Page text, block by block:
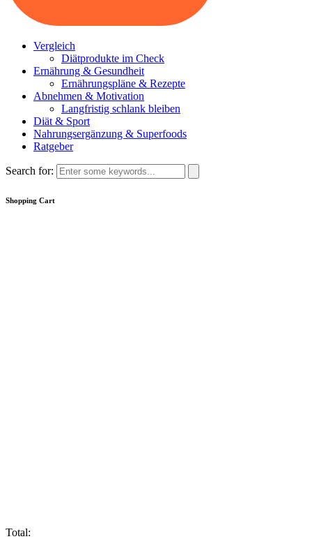
Vergleich
Diätprodukte im Check
Ernährung & Gesundheit
Ernährungspläne & Rezepte
Abnehmen & Motivation
Langfristig schlank bleiben
Diät & Sport
Nahrungsergänzung & Superfoods
Ratgeber
Search for:
Shopping Cart
Total: